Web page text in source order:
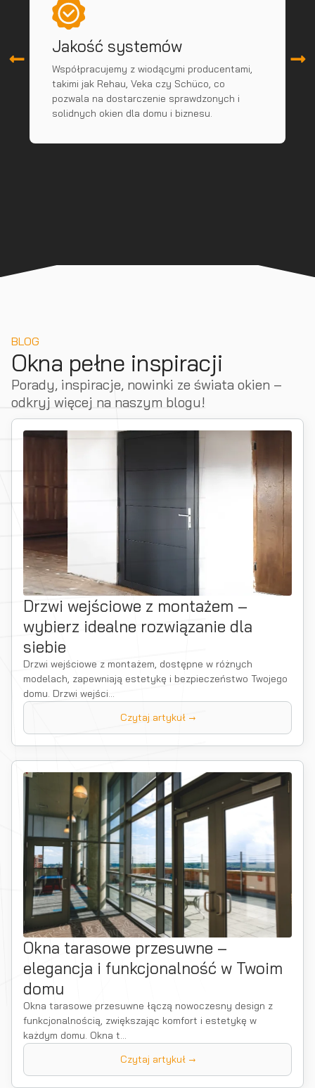
Jakość systemów
Współpracujemy z wiodącymi producentami,
takimi jak Rehau, Veka czy Schüco, co
pozwala na dostarczenie sprawdzonych i
solidnych okien dla domu i biznesu.
Drzwi wejściowe z montażem –
wybierz idealne rozwiązanie dla
siebie
Drzwi wejściowe z montażem, dostępne w różnych
modelach, zapewniają estetykę i bezpieczeństwo Twojego
domu. Drzwi wejści...
Czytaj artykuł →
Okna tarasowe przesuwne –
elegancja i funkcjonalność w Twoim
domu
Okna tarasowe przesuwne łączą nowoczesny design z
funkcjonalnością, zwiększając komfort i estetykę w
każdym domu. Okna t...
Czytaj artykuł →
BLOG
Okna pełne inspiracji
Porady, inspiracje, nowinki ze świata okien –
odkryj więcej na naszym blogu!